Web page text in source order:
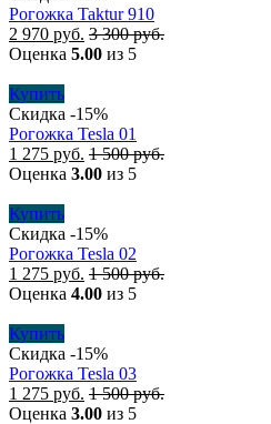
Рогожка Taktur 910
2 970 руб. 3 300руб.
Оценка 5.00 из 5
Купить
Скидка -15%
Рогожка Tesla 01
1 275 руб. 1 500руб.
Оценка 3.00 из 5
Купить
Скидка -15%
Рогожка Tesla 02
1 275 руб. 1 500руб.
Оценка 4.00 из 5
Купить
Скидка -15%
Рогожка Tesla 03
1 275 руб. 1 500руб.
Оценка 3.00 из 5